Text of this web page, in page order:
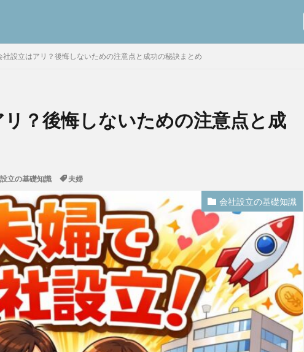
社設立はアリ？後悔しないための注意点と成功の秘訣まとめ
？後悔しないための注意点と成
立の基礎知識 夫婦
会社設立の基礎知識